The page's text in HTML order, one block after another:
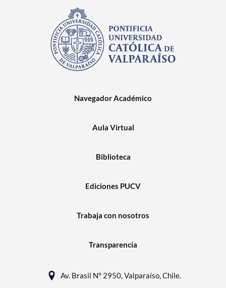
Navegador Académico
Aula Virtual
Biblioteca
Ediciones PUCV
Trabaja con nosotros
Transparencia
Av. Brasil N° 2950, Valparaíso, Chile.